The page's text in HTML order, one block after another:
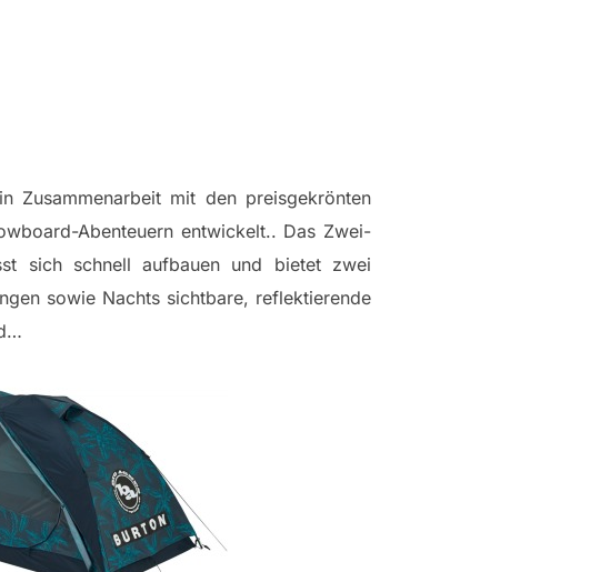
mit den preisgekrönten
Abenteuern entwickelt.. Das Zwei-
sich schnell aufbauen und bietet zwei
sowie Nachts sichtbare, reflektierende